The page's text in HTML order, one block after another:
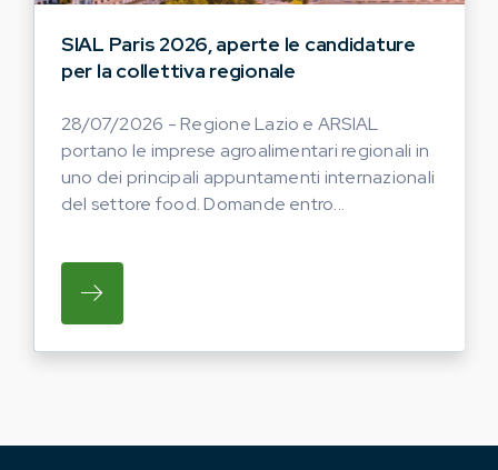
SIAL Paris 2026, aperte le candidature
per la collettiva regionale
28/07/2026 - Regione Lazio e ARSIAL
portano le imprese agroalimentari regionali in
uno dei principali appuntamenti internazionali
del settore food. Domande entro...
SU REGIONE LAZIO E ARSIAL PORTANO